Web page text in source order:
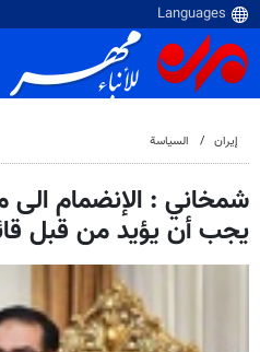
إيران السياسة
شمخاني : الإنضمام الى
يجب أن يؤيد من قبل